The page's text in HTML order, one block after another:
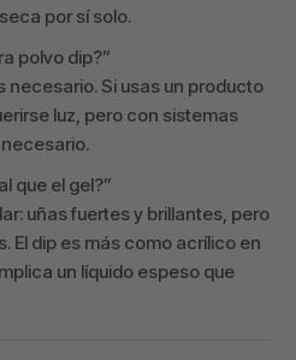
por sí solo.
polvo dip?”
necesario. Si usas un producto
luz, pero con sistemas
que el gel?”
uñas fuertes y brillantes, pero
El dip es más como acrílico en
un líquido espeso que